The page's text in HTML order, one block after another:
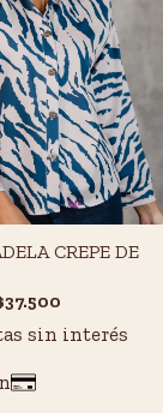
CREPE DE